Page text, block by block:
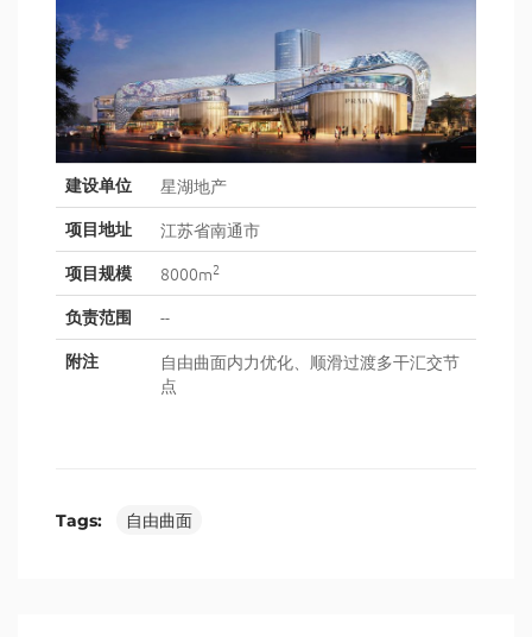
建设单位 星湖地产
项目地址 江苏省南通市
项目规模 8000m2
负责范围 --
附注
自由曲面内力优化、顺滑过渡多干汇交节
点
Tags: 自由曲面